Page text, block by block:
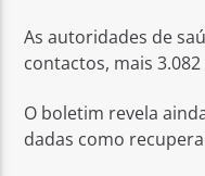
As autoridades de
contactos, mais
O boletim revela
dadas como